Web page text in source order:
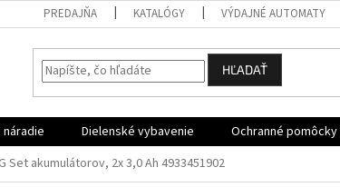
PREDAJŇA KATALÓGY VÝDAJNÉ AUTOMATY
HĽADAŤ
náradie Dielenské vybavenie Ochranné pomôcky
Set akumulátorov, 2x 3,0 Ah 4933451902